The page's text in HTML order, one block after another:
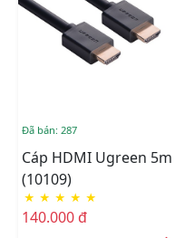
Đã bán: 287
Cáp HDMI Ugreen 5m
(10109)
★ ★ ★ ★ ★
140.000 đ